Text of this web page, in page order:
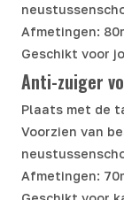
Afmetingen:
Geschikt voor
Anti-zuiger
Plaats met de
Voorzien van
Afmetingen: